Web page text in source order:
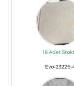
18 Adet
Evo-23226-